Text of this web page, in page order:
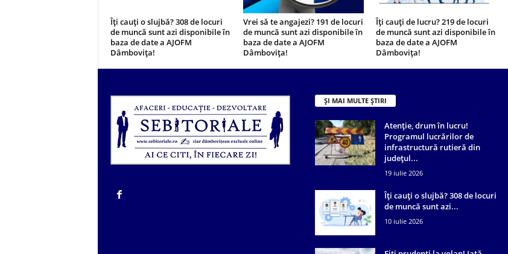
Îți cauți o slujbă? 308 de locuri
de muncă sunt azi disponibile în
baza de date a AJOFM
Dâmbovița!
Vrei să te angajezi? 191 de locuri
de muncă sunt azi disponibile în
baza de date a AJOFM
Dâmbovița!
Îți cauți de lucru? 219 de locuri
de muncă sunt azi disponibile în
baza de date a AJOFM
Dâmbovița!
ȘI MAI MULTE ȘTIRI
Atenție, drum în lucru!
Programul lucrărilor de
infrastructură rutieră din
județul...
19 iulie 2026
Îți cauți o slujbă? 308 de locuri
de muncă sunt azi...
10 iulie 2026